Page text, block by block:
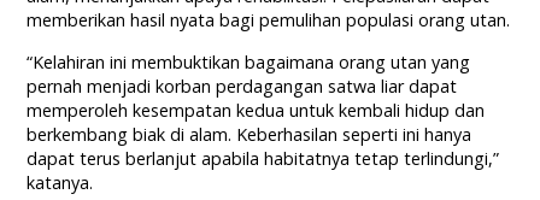
memberikan hasil nyata bagi pemulihan populasi orang utan.
“Kelahiran ini membuktikan bagaimana orang utan yang
pernah menjadi korban perdagangan satwa liar dapat
memperoleh kesempatan kedua untuk kembali hidup dan
berkembang biak di alam. Keberhasilan seperti ini hanya
dapat terus berlanjut apabila habitatnya tetap terlindungi,”
katanya.